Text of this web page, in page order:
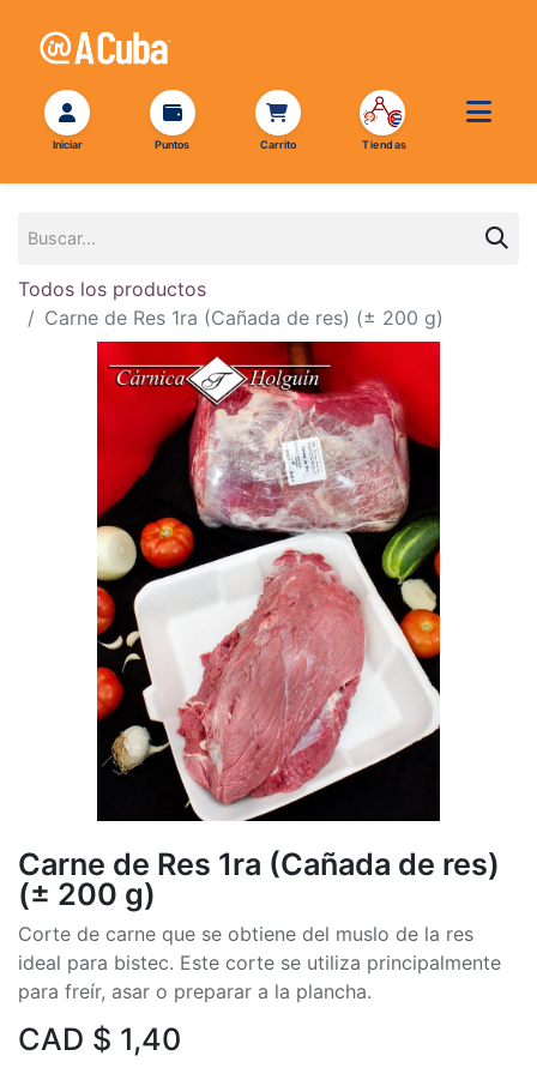
Todos los productos
Carne de Res 1ra (Cañada de res) (± 200 g)
Carne de Res 1ra (Cañada de res)
(± 200 g)
Corte de carne que se obtiene del muslo de la res
ideal para bistec. Este corte se utiliza principalmente
para freír, asar o preparar a la plancha.
CAD $ 1,40